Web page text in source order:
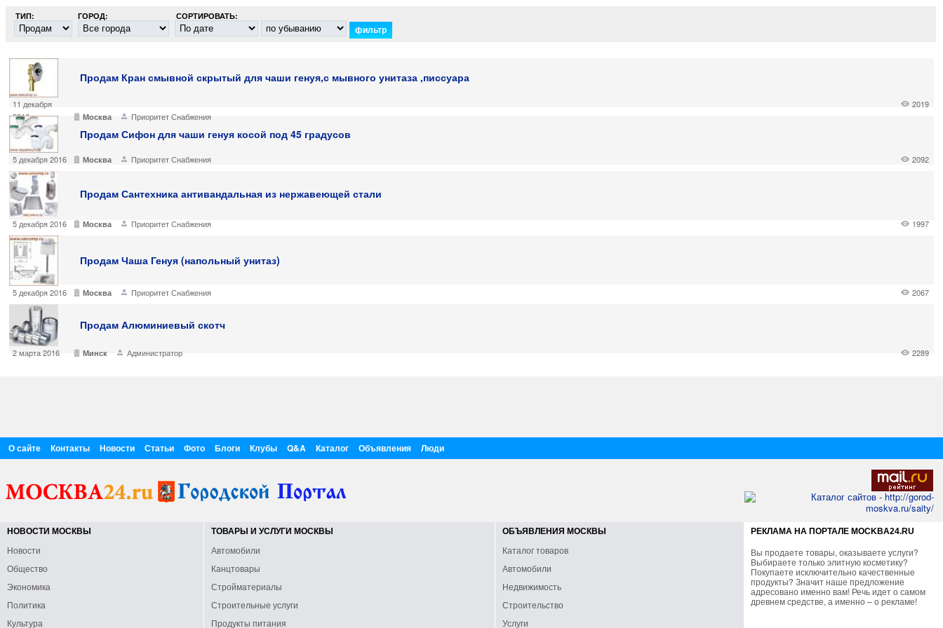
ТИП: ГОРОД: СОРТИРОВАТЬ:
Продам Кран смывной скрытый для чаши генуя,с мывного унитаза ,писсуара
11 декабря
2016
Москва Приоритет Снабжения
2019
Продам Сифон для чаши генуя косой под 45 градусов
5 декабря 2016 Москва Приоритет Снабжения 2092
Продам Сантехника антивандальная из нержавеющей стали
5 декабря 2016 Москва Приоритет Снабжения 1997
Продам Чаша Генуя (напольный унитаз)
5 декабря 2016 Москва Приоритет Снабжения 2067
Продам Алюминиевый скотч
2 марта 2016 Минск Администратор 2289
О сайте Контакты Новости Статьи Фото Блоги Клубы Q&A Каталог Объявления Люди
НОВОСТИ МОСКВЫ
Новости
Общество
Экономика
Политика
Культура
ТОВАРЫ И УСЛУГИ МОСКВЫ
Автомобили
Канцтовары
Стройматериалы
Строительные услуги
Продукты питания
ОБЪЯВЛЕНИЯ МОСКВЫ
Каталог товаров
Автомобили
Недвижимость
Строительство
Услуги
РЕКЛАМА НА ПОРТАЛЕ MOCKBA24.RU
Вы продаете товары, оказываете услуги?
Выбираете только элитную косметику?
Покупаете исключительно качественные
продукты? Значит наше предложение
адресовано именно вам! Речь идет о самом
древнем средстве, а именно – о рекламе!